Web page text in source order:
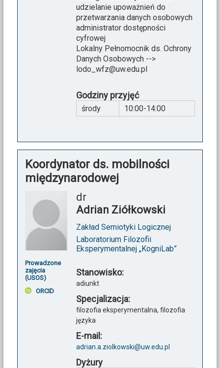
udzielanie upoważnień do
przetwarzania danych osobowych
administrator dostępności
cyfrowej
Lokalny Pełnomocnik ds. Ochrony
Danych Osobowych -->
lodo_wfz@uw.edu.pl
Godziny przyjęć
środy 10:00-14:00
Koordynator ds. mobilności
międzynarodowej
Prowadzone
zajęcia
(USOS)
ORCID
dr
Adrian Ziółkowski
Zakład Semiotyki Logicznej
Laboratorium Filozofii
Eksperymentalnej „KogniLab”
Stanowisko:
adiunkt
Specjalizacja:
filozofia eksperymentalna, filozofia
języka
E-mail:
adrian.a.ziolkowski@uw.edu.pl
Dyżury